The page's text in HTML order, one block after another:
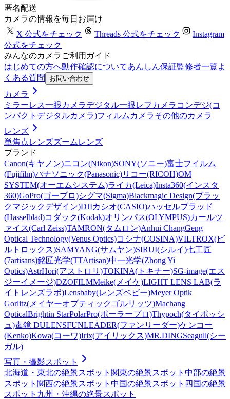
匿名配送
カメラの情報を毎日お届け
X 公式をチェック
Threads 公式をチェック
Instagram
公式をチェック
みんなのカメラご利用ガイド
はじめての方へ動作確認についてあんしん保証監修者一覧よ
くある質問
お問い合わせ
カメラ
ミラーレス一眼カメラデジタル一眼レフカメラ コンデジ(コ
ンパクトデジタルカメラ)フィルムカメラその他のカメラ
レンズ
単焦点レンズズームレンズ
ブランド
Canon(キヤノン)ニコン(Nikon)SONY(ソニー)富士フイルム
(Fujifilm)パナソニック(Panasonic)リコー(RICOH)OM
SYSTEM(オーエムシステム)ライカ(Leica)Insta360(インスタ
360)GoPro(ゴープロ)シグマ(Sigma)Blackmagic Design(ブラッ
クマジックデザイン)DJIカシオ(CASIO)ハッセルブラッド
(Hasselblad)コダック(Kodak)オリンパス(OLYMPUS)カールツ
ァイス(Carl Zeiss)TAMRON(タムロン)Anhui ChangGeng
Optical Technology(Venus Optics)コシナ(COSINA)VILTROX(ビ
ルトロックス)SAMYANG(サムヤン)SIRUI(シルイ)七工匠
(7artisans)銘匠光学(TTArtisan)中一光学(Zhong Yi
Optics)AstrHori(アストロリ)TOKINA(トキナー)SG-image(エス
ジーイメージ)DZOFILMMeike(メイケ)LIGHT LENS LAB(ラ
イトレンズラボ)Lensbaby(レンズベビー)Meyer Optik
Gorlitz(メイヤーオプティックゴルリッツ)Machang
OpticalBrightin StarPolarPro(ポーラープロ)Thypoch(タイポッシ
ュ)毒鏡 DULENSFUNLEADER(ファンリーダー)ケンコー
(Kenko)Kowa(コーワ)Irix(アイリックス)MR.DINGSeagull(シー
ガル)
写真・撮影スポット
北海道・東北の絶景スポット 関東の絶景スポット 中部の絶景
スポット 関西の絶景スポット 中国の絶景スポット 四国の絶景
スポット 九州・沖縄の絶景スポット